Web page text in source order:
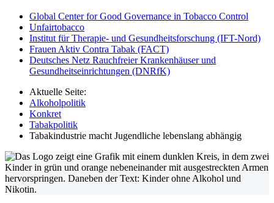
Global Center for Good Governance in Tobacco Control
Unfairtobacco
Institut für Therapie- und Gesundheitsforschung (IFT-Nord)
Frauen Aktiv Contra Tabak (FACT)
Deutsches Netz Rauchfreier Krankenhäuser und
Gesundheitseinrichtungen (DNRfK)
Aktuelle Seite:
Alkoholpolitik
Konkret
Tabakpolitik
Tabakindustrie macht Jugendliche lebenslang abhängig